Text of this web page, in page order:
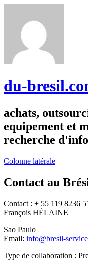
du-
achats,
equipement et
recherche
Colonne latérale
Contact au
Contact : + 55 119 8236
François HÉLAINE
Sao Paulo
Email: info@bresil-
Type de collaboration :